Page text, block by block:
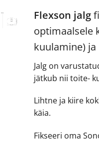
Flexson jalg
optimaalsele
kuulamine)
Jalg on
jätkub nii toite-
Lihtne ja kiire
käia.
Fikseeri oma